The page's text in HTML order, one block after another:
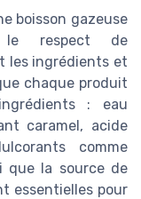
boisson gazeuse
le respect de
les ingrédients et
chaque produit
: eau
caramel, acide
comme
que la source de
essentielles pour